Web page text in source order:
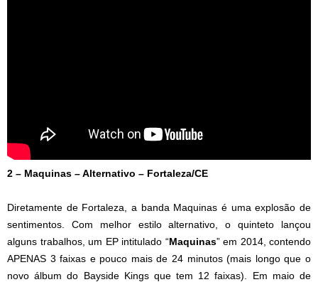
2 – Maquinas – Alternativo – Fortaleza/CE
Diretamente de Fortaleza, a banda Maquinas é uma explosão de
sentimentos. Com melhor estilo alternativo, o quinteto lançou
alguns trabalhos, um EP intitulado “Maquinas” em 2014, contendo
APENAS 3 faixas e pouco mais de 24 minutos (mais longo que o
novo álbum do Bayside Kings que tem 12 faixas). Em maio de